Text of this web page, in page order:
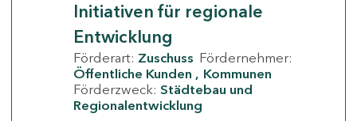
Initiativen für regionale
Entwicklung
Förderart: Zuschuss Fördernehmer:
Öffentliche Kunden
Kommunen
Förderzweck: Städtebau und
Regionalentwicklung